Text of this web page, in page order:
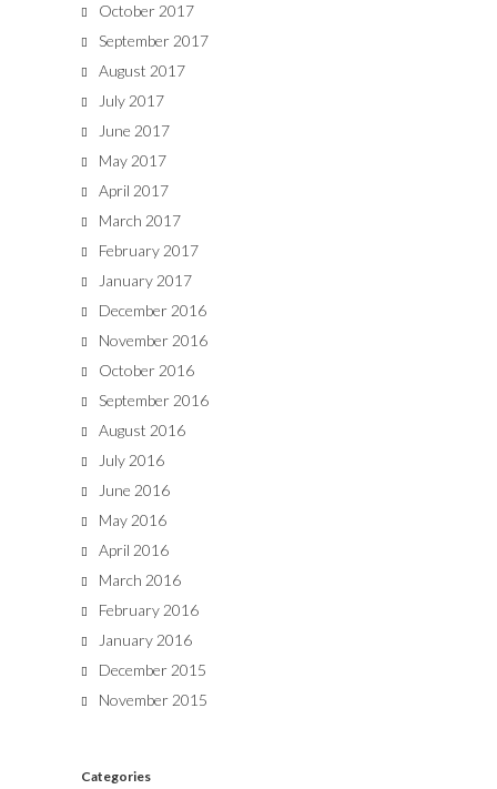
October 2017
September 2017
August 2017
July 2017
June 2017
May 2017
April 2017
March 2017
February 2017
January 2017
December 2016
November 2016
October 2016
September 2016
August 2016
July 2016
June 2016
May 2016
April 2016
March 2016
February 2016
January 2016
December 2015
November 2015
Categories